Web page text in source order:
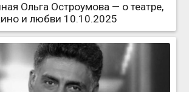
Ольга Остроумова — о театре,
и любви 10.10.2025